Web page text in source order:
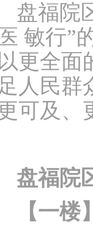
盘福院
医 敏行”
更全面
人民群
可及、
盘福院
【一楼】